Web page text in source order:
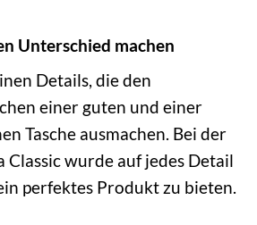
Unterschied machen
Details, die den
einer guten und einer
Tasche ausmachen. Bei der
Classic wurde auf jedes Detail
perfektes Produkt zu bieten.